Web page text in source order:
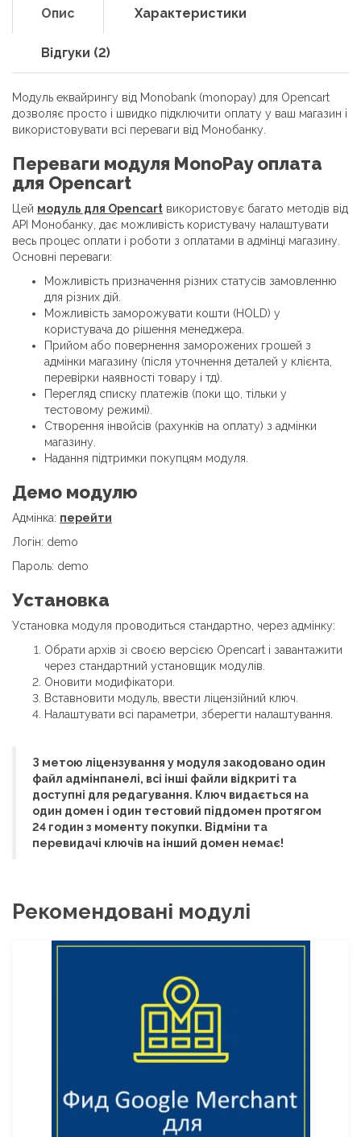
Опис Характеристики
Відгуки (2)
Модуль еквайрингу від Monobank (monopay) для Opencart
дозволяє просто і швидко підключити оплату у ваш магазин і
використовувати всі переваги від Монобанку.
Переваги модуля MonoPay оплата
для Opencart
Цей модуль для Opencart використовує багато методів від
API Монобанку, дає можливість користувачу налаштувати
весь процес оплати і роботи з оплатами в адмінці магазину.
Основні переваги:
Можливість призначення різних статусів замовленню
для різних дій.
Можливість заморожувати кошти (HOLD) у
користувача до рішення менеджера.
Прийом або повернення заморожених грошей з
адмінки магазину (після уточнення деталей у клієнта,
перевірки наявності товару і тд).
Перегляд списку платежів (поки що, тільки у
тестовому режимі).
Створення інвойсів (рахунків на оплату) з адмінки
магазину.
Надання підтримки покупцям модуля.
Демо модулю
Адмінка: перейти
Логін: demo
Пароль: demo
Установка
Установка модуля проводиться стандартно, через адмінку:
Обрати архів зі своєю версією Opencart і завантажити
через стандартний установщик модулів.
Оновити модифікатори.
Вставновити модуль, ввести ліцензійний ключ.
Налаштувати всі параметри, зберегти налаштування.
З метою ліцензування у модуля закодовано один
файл адмінпанелі, всі інші файли відкриті та
доступні для редагування. Ключ видається на
один домен і один тестовий піддомен протягом
24 годин з моменту покупки. Відміни та
перевидачі ключів на інший домен немає!
Рекомендовані модулі